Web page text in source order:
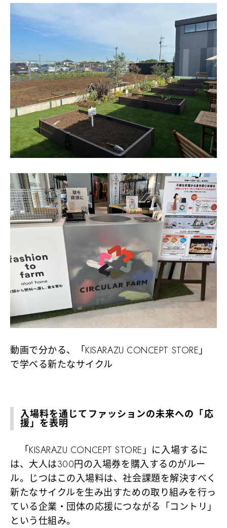
動画で分かる、「KISARAZU CONCEPT STORE」
で学べる新たなサイクル
入場料を通じてファッションの未来への「応
援」を表明
「KISARAZU CONCEPT STORE」に入場するに
は、大人は300円の入場券を購入するのがルー
ル。じつはこの入場料は、社会課題を解決すべく
新たなサイクルを生み出すための取り組みを行っ
ている企業・団体の応援につながる「コントリ」
という仕組み。